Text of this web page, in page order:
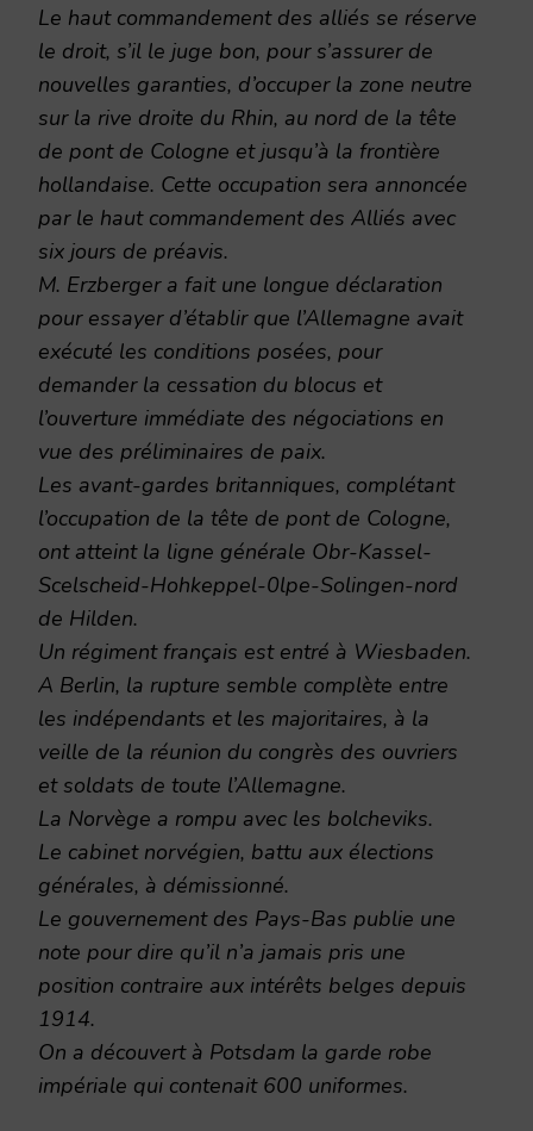
Le haut commandement des alliés se réserve
le droit, s’il le juge bon, pour s’assurer de
nouvelles garanties, d’occuper la zone neutre
sur la rive droite du Rhin, au nord de la tête
de pont de Cologne et jusqu’à la frontière
hollandaise. Cette occupation sera annoncée
par le haut commandement des Alliés avec
six jours de préavis.
M. Erzberger a fait une longue déclaration
pour essayer d’établir que l’Allemagne avait
exécuté les conditions posées, pour
demander la cessation du blocus et
l’ouverture immédiate des négociations en
vue des préliminaires de paix.
Les avant-gardes britanniques, complétant
l’occupation de la tête de pont de Cologne,
ont atteint la ligne générale Obr-Kassel-
Scelscheid-Hohkeppel-0lpe-Solingen-nord
de Hilden.
Un régiment français est entré à Wiesbaden.
A Berlin, la rupture semble complète entre
les indépendants et les majoritaires, à la
veille de la réunion du congrès des ouvriers
et soldats de toute l’Allemagne.
La Norvège a rompu avec les bolcheviks.
Le cabinet norvégien, battu aux élections
générales, à démissionné.
Le gouvernement des Pays-Bas publie une
note pour dire qu’il n’a jamais pris une
position contraire aux intérêts belges depuis
1914.
On a découvert à Potsdam la garde robe
impériale qui contenait 600 uniformes.